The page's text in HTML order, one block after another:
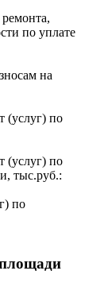
по уплате
на
(услуг) по
(услуг) по
тыс.руб.:
по